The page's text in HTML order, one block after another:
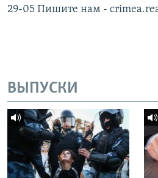
29-05 Пишите нам -
ВЫПУСКИ